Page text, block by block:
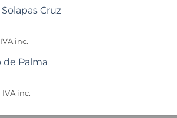
Solapas Cruz
IVA inc.
de Palma
IVA inc.